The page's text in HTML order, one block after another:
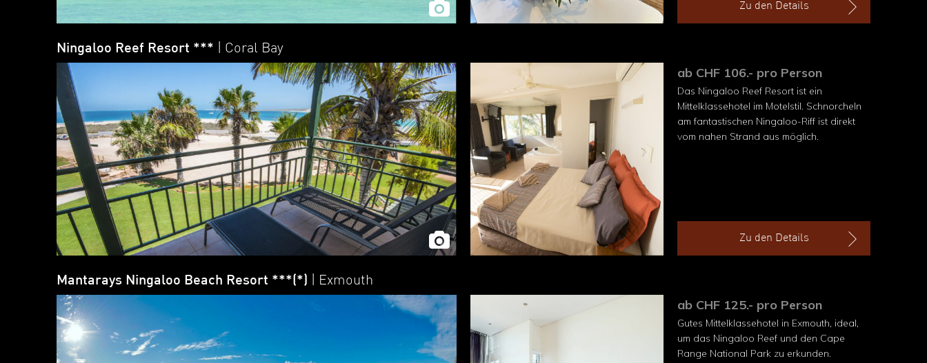
Zu den Details
Ningaloo Reef Resort *** | Coral Bay
ab CHF 106.- pro Person
Das Ningaloo Reef Resort ist ein
Mittelklassehotel im Motelstil. Schnorcheln
am fantastischen Ningaloo-Riff ist direkt
vom nahen Strand aus möglich.
Zu den Details
Mantarays Ningaloo Beach Resort ***(*) | Exmouth
ab CHF 125.- pro Person
Gutes Mittelklassehotel in Exmouth, ideal,
um das Ningaloo Reef und den Cape
Range National Park zu erkunden.